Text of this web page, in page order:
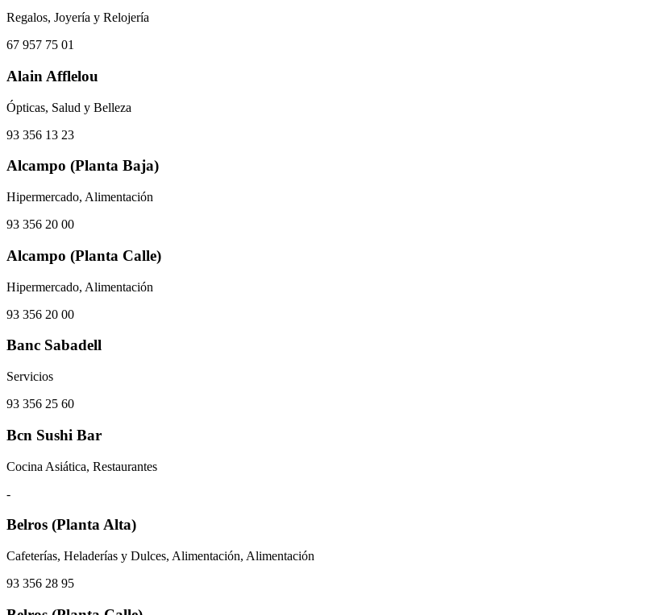
Regalos, Joyería y Relojería
67 957 75 01
Alain Afflelou
Ópticas, Salud y Belleza
93 356 13 23
Alcampo (Planta Baja)
Hipermercado, Alimentación
93 356 20 00
Alcampo (Planta Calle)
Hipermercado, Alimentación
93 356 20 00
Banc Sabadell
Servicios
93 356 25 60
Bcn Sushi Bar
Cocina Asiática, Restaurantes
-
Belros (Planta Alta)
Cafeterías, Heladerías y Dulces, Alimentación, Alimentación
93 356 28 95